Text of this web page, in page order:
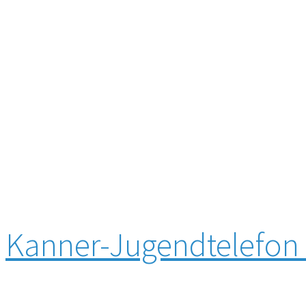
Kanner-Jugendtelefon